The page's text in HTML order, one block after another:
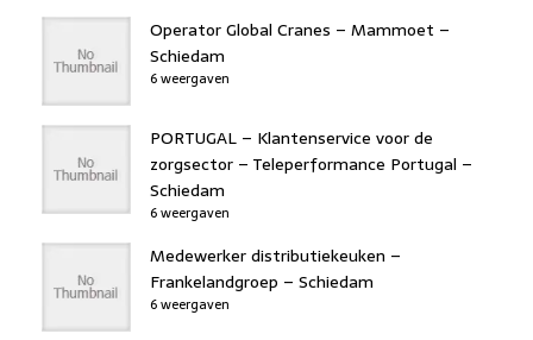
Operator Global Cranes – Mammoet –
Schiedam
6 weergaven
PORTUGAL – Klantenservice voor de
zorgsector – Teleperformance Portugal –
Schiedam
6 weergaven
Medewerker distributiekeuken –
Frankelandgroep – Schiedam
6 weergaven